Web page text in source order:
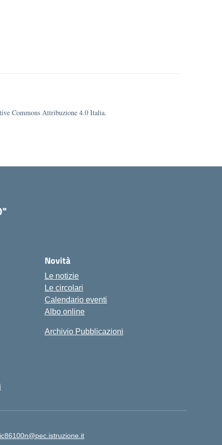
Commons Attribuzione 4.0 Italia.
Novità
Le notizie
Le circolari
Calendario eventi
Albo online
Archivio Pubblicazioni